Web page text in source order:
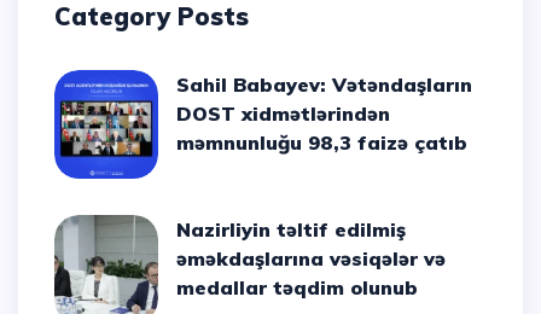
Category Posts
Sahil Babayev: Vətəndaşların
DOST xidmətlərindən
məmnunluğu 98,3 faizə çatıb
Nazirliyin təltif edilmiş
əməkdaşlarına vəsiqələr və
medallar təqdim olunub